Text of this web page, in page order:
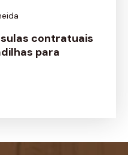
contratuais
para